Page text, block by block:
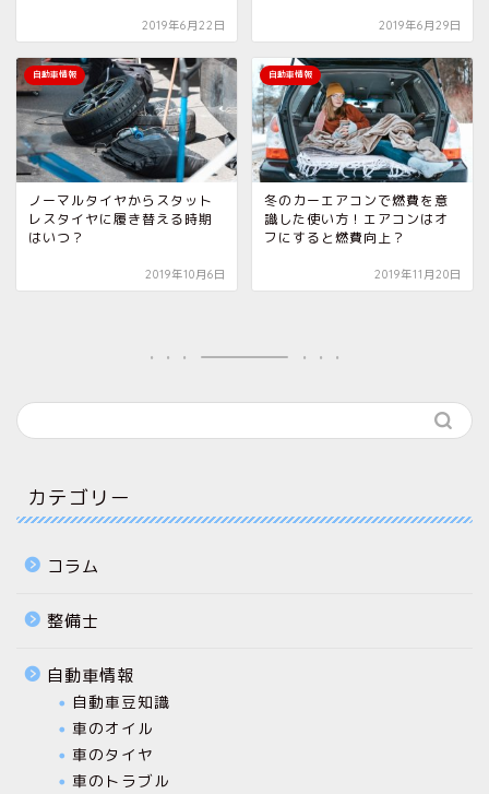
2019年6月22日 2019年6月29日
自動車情報
ノーマルタイヤからスタット
レスタイヤに履き替える時期
はいつ？
2019年10月6日
自動車情報
冬のカーエアコンで燃費を意
識した使い方！エアコンはオ
フにすると燃費向上？
2019年11月20日
カテゴリー
コラム
整備士
自動車情報
自動車豆知識
車のオイル
車のタイヤ
車のトラブル